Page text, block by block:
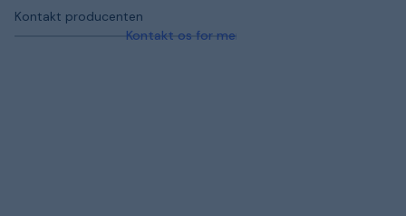
Kontakt producenten
Kontakt os for mere information